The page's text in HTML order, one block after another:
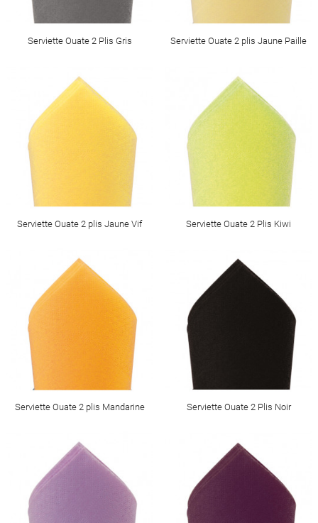
Serviette Ouate 2 Plis Gris Serviette Ouate 2 plis Jaune Paille
Serviette Ouate 2 plis Jaune Vif Serviette Ouate 2 Plis Kiwi
Serviette Ouate 2 plis Mandarine Serviette Ouate 2 Plis Noir